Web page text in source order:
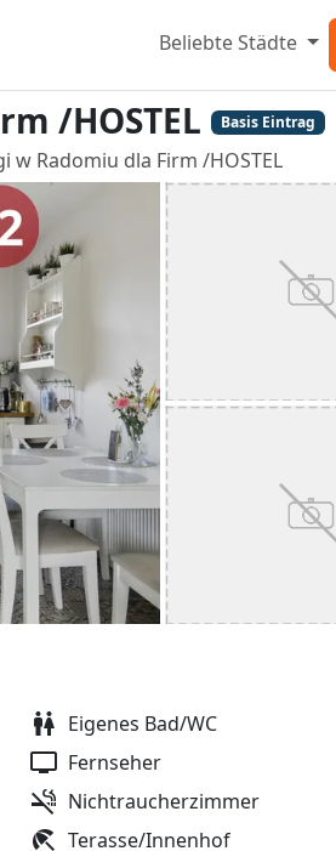
Beliebte Städte
/HOSTEL Basis Eintrag
w Radomiu dla Firm /HOSTEL
Eigenes Bad/WC
Fernseher
Nichtraucherzimmer
Terasse/Innenhof